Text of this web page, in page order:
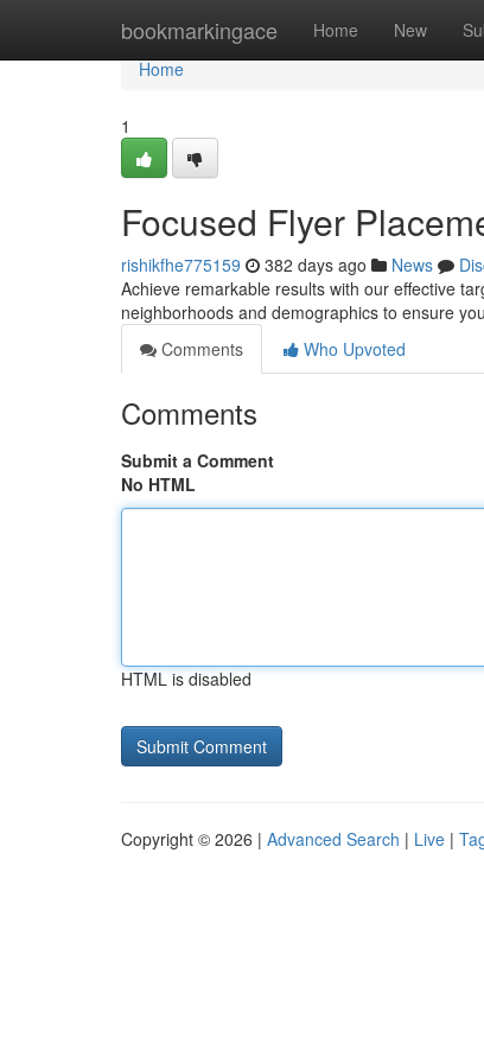
bookmarkingace Home New
Home
Home
1
Focused Flyer
rishikfhe775159 382 days ago News
Achieve remarkable results with our effective
neighborhoods and demographics to ensure
Comments
Who Upvoted
Comments
Submit a Comment
No HTML
HTML is disabled
Copyright © 2026 | Advanced Search | Live |